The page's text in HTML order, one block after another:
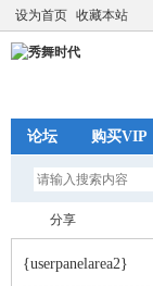
设为首页 收藏本站
论坛 购买VIP
分享
{userpanelarea2}